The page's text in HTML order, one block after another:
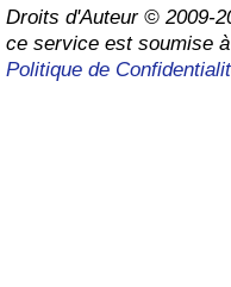
Droits d'Auteur © 2009-
ce service est soumise
Politique de
Pollution